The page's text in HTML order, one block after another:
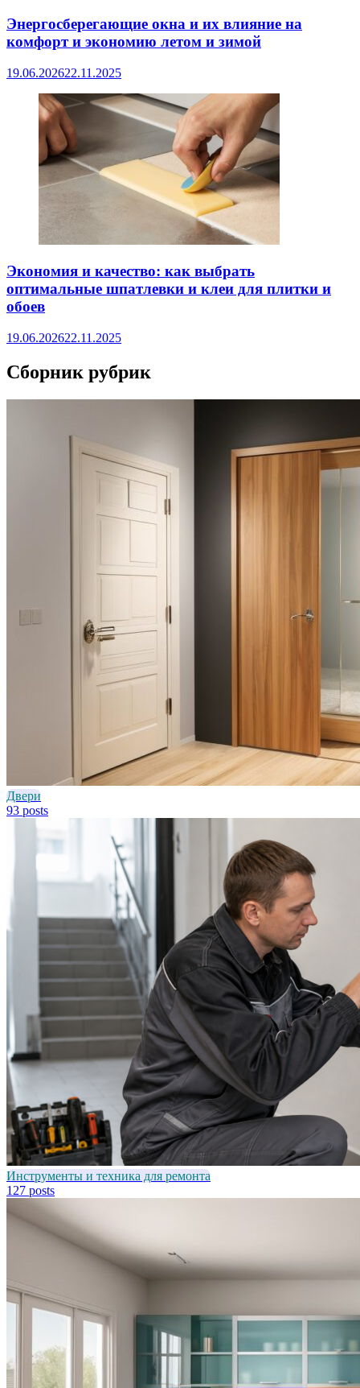
Энергосберегающие окна и их влияние на
комфорт и экономию летом и зимой
19.06.202622.11.2025
Экономия и качество: как выбрать
оптимальные шпатлевки и клеи для плитки и
обоев
19.06.202622.11.2025
Сборник рубрик
Двери
93 posts
Инструменты и техника для ремонта
127 posts